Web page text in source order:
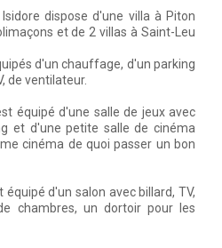
dispose d'une villa à Piton
et de 2 villas à Saint-Leu
d'un chauffage, d'un parking
de ventilateur.
équipé d'une salle de jeux avec
et d'une petite salle de cinéma
cinéma de quoi passer un bon
équipé d'un salon avec billard, TV,
chambres, un dortoir pour les